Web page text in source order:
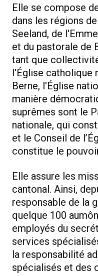
Elle se compose
dans les régions
Seeland, de
et du pastorale de
tant que
l'Église catholique
Berne, l'Église
manière
suprêmes sont le
nationale, qui
et le Conseil de
constitue le
Elle assure les
cantonal. Ainsi,
responsable de la
quelque 100
employés du
services
la responsabilité
spécialisés et des